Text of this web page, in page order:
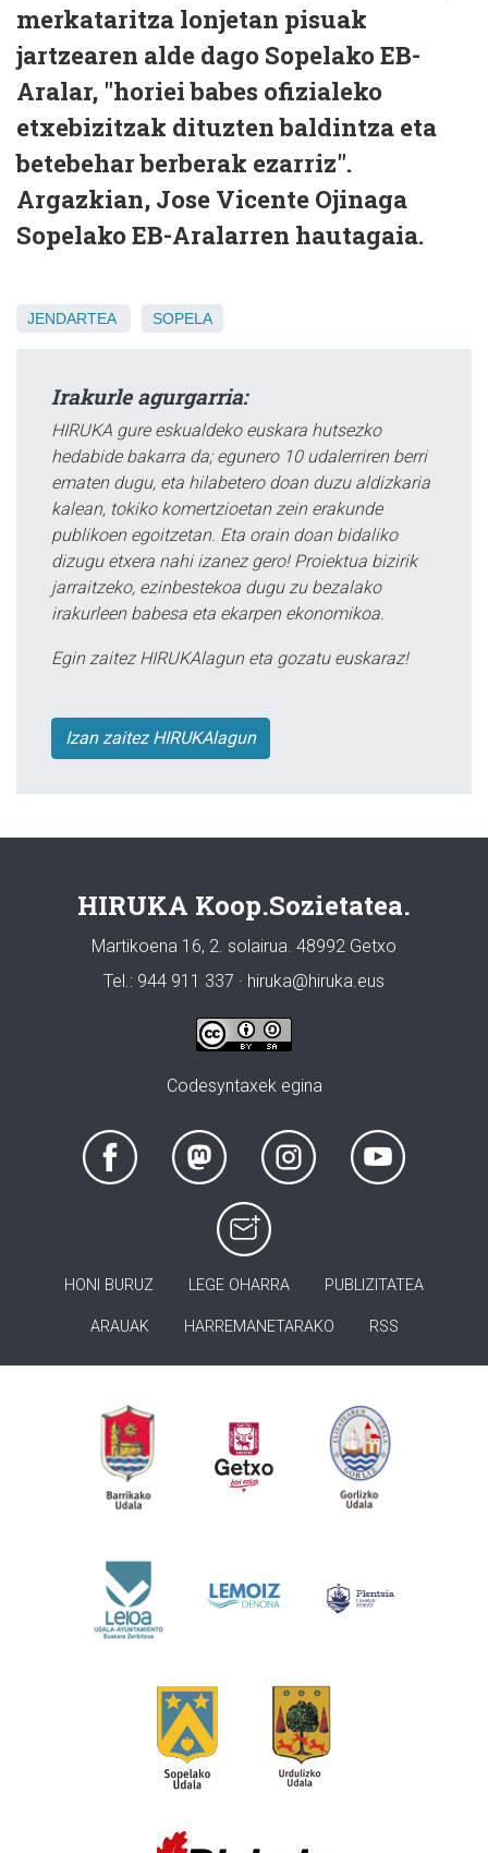
merkataritza lonjetan pisuak
jartzearen alde dago Sopelako EB-
Aralar, "horiei babes ofizialeko
etxebizitzak dituzten baldintza eta
betebehar berberak ezarriz".
Argazkian, Jose Vicente Ojinaga
Sopelako EB-Aralarren hautagaia.
JENDARTEA SOPELA
Irakurle agurgarria:
HIRUKA gure eskualdeko euskara hutsezko
hedabide bakarra da; egunero 10 udalerriren berri
ematen dugu, eta hilabetero doan duzu aldizkaria
kalean, tokiko komertzioetan zein erakunde
publikoen egoitzetan. Eta orain doan bidaliko
dizugu etxera nahi izanez gero! Proiektua bizirik
jarraitzeko, ezinbestekoa dugu zu bezalako
irakurleen babesa eta ekarpen ekonomikoa.
Egin zaitez HIRUKAlagun eta gozatu euskaraz!
Izan zaitez HIRUKAlagun
HIRUKA Koop.Sozietatea.
Martikoena 16, 2. solairua. 48992 Getxo
Tel.: 944 911 337 · hiruka@hiruka.eus
Codesyntaxek egina
HONI BURUZ LEGE OHARRA PUBLIZITATEA
ARAUAK HARREMANETARAKO RSS